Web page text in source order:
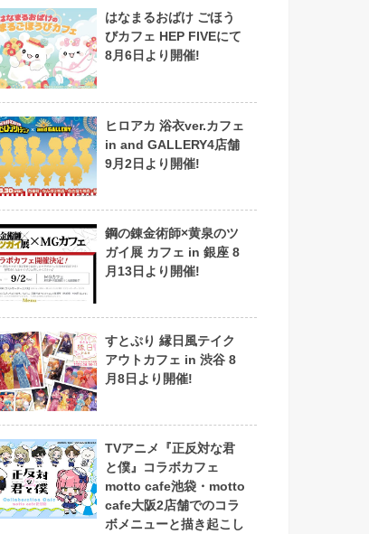
はなまるおばけ ごほう
びカフェ HEP FIVEにて
8月6日より開催!
ヒロアカ 浴衣ver.カフェ
in and GALLERY4店舗
9月2日より開催!
鋼の錬金術師×黄泉のツ
ガイ展 カフェ in 銀座 8
月13日より開催!
すとぷり 縁日風テイク
アウトカフェ in 渋谷 8
月8日より開催!
TVアニメ『正反対な君
と僕』コラボカフェ
motto cafe池袋・motto
cafe大阪2店舗でのコラ
ボメニューと描き起こし